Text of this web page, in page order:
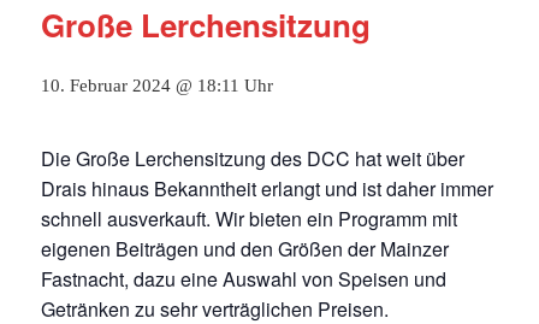
Große Lerchensitzung
10. Februar 2024 @ 18:11 Uhr
Die Große Lerchensitzung des DCC hat weit über
Drais hinaus Bekanntheit erlangt und ist daher immer
schnell ausverkauft. Wir bieten ein Programm mit
eigenen Beiträgen und den Größen der Mainzer
Fastnacht, dazu eine Auswahl von Speisen und
Getränken zu sehr verträglichen Preisen.